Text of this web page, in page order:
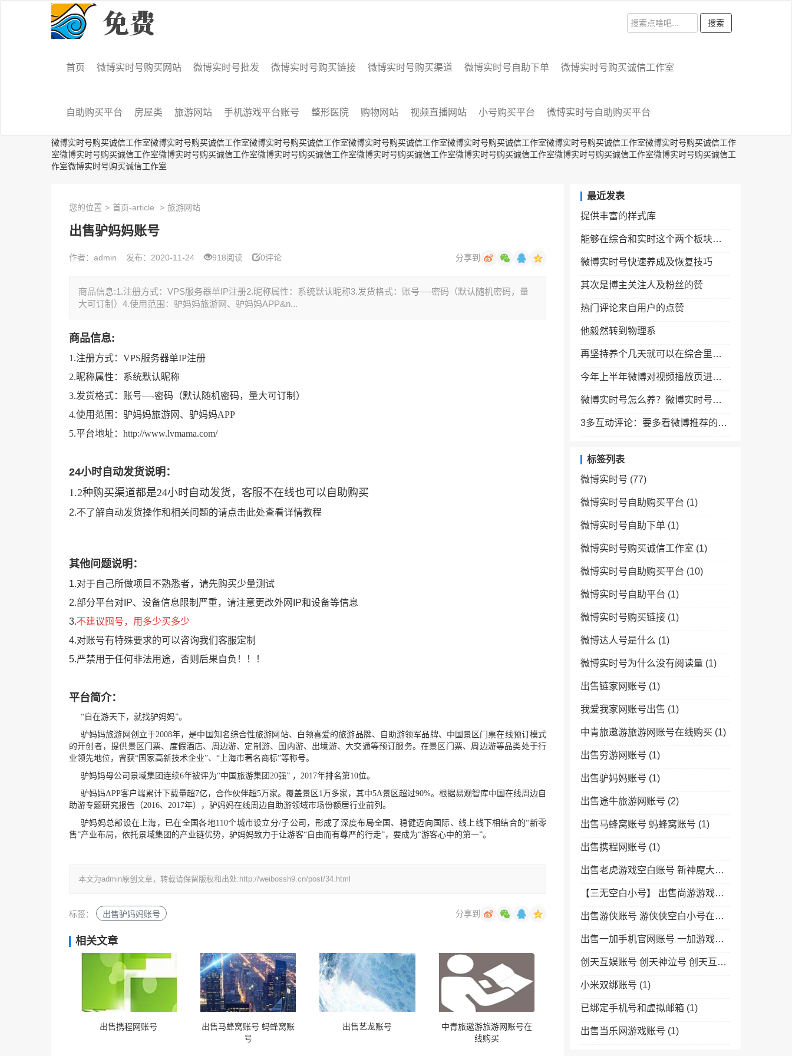
搜索
首页 微博实时号购买网站 微博实时号批发 微博实时号购买链接 微博实时号购买渠道 微博实时号自助下单 微博实时号购买诚信工作室
自助购买平台 房屋类 旅游网站 手机游戏平台账号 整形医院 购物网站 视频直播网站 小号购买平台 微博实时号自助购买平台
微博实时号购买诚信工作室微博实时号购买诚信工作室微博实时号购买诚信工作室微博实时号购买诚信工作室微博实时号购买诚信工作室微博实时号购买诚信工作室微博实时号购买诚信工作
室微博实时号购买诚信工作室微博实时号购买诚信工作室微博实时号购买诚信工作室微博实时号购买诚信工作室微博实时号购买诚信工作室微博实时号购买诚信工作室微博实时号购买诚信工
作室微博实时号购买诚信工作室
您的位置 > 首页-article > 旅游网站
出售驴妈妈账号
作者：admin 发布：2020-11-24 918阅读 0评论 分享到
商品信息:1.注册方式：VPS服务器单IP注册2.昵称属性：系统默认昵称3.发货格式：账号—-密码（默认随机密码，量
大可订制）4.使用范围：驴妈妈旅游网、驴妈妈APP&n...
商品信息:
1.注册方式：VPS服务器单IP注册
2.昵称属性：系统默认昵称
3.发货格式：账号—-密码（默认随机密码，量大可订制）
4.使用范围：驴妈妈旅游网、驴妈妈APP
5.平台地址：http://www.lvmama.com/
24小时自动发货说明：
1.2种购买渠道都是24小时自动发货，客服不在线也可以自助购买
2.不了解自动发货操作和相关问题的请点击此处查看详情教程
其他问题说明：
1.对于自己所做项目不熟悉者，请先购买少量测试
2.部分平台对IP、设备信息限制严重，请注意更改外网IP和设备等信息
3.不建议囤号，用多少买多少
4.对账号有特殊要求的可以咨询我们客服定制
5.严禁用于任何非法用途，否则后果自负！！！
平台简介：
“自在游天下，就找驴妈妈”。
驴妈妈旅游网创立于2008年，是中国知名综合性旅游网站、白领喜爱的旅游品牌、自助游领军品牌、中国景区门票在线预订模式
的开创者，提供景区门票、度假酒店、周边游、定制游、国内游、出境游、大交通等预订服务。在景区门票、周边游等品类处于行
业领先地位，曾获“国家高新技术企业”、“上海市著名商标”等称号。
驴妈妈母公司景域集团连续6年被评为“中国旅游集团20强” ，2017年排名第10位。
驴妈妈APP客户端累计下载量超7亿，合作伙伴超5万家。覆盖景区1万多家，其中5A景区超过90%。根据易观智库中国在线周边自
助游专题研究报告（2016、2017年），驴妈妈在线周边自助游领域市场份额居行业前列。
驴妈妈总部设在上海，已在全国各地110个城市设立分/子公司，形成了深度布局全国、稳健迈向国际、线上线下相结合的“新零
售”产业布局，依托景域集团的产业链优势，驴妈妈致力于让游客“自由而有尊严的行走”，要成为“游客心中的第一”。
本文为admin原创文章，转载请保留版权和出处:http://weibossh9.cn/post/34.html
标签： 出售驴妈妈账号 分享到
相关文章
出售携程网账号
出售马蜂窝账号 蚂蜂窝账
号
出售艺龙账号
中青旅遨游旅游网账号在
线购买
最近发表
提供丰富的样式库
能够在综合和实时这个两个板块看到这个实时号发的微博
微博实时号快速养成及恢复技巧
其次是博主关注人及粉丝的赞
热门评论来自用户的点赞
他毅然转到物理系
再坚持养个几天就可以在综合里面出现了
今年上半年微博对视频播放页进行改造
微博实时号怎么养？微博实时号教程微博实时号养成实时号恢复
3多互动评论：要多看微博推荐的内容和附近的内容
标签列表
微博实时号 (77)
微博实时号自助购买平台 (1)
微博实时号自助下单 (1)
微博实时号购买诚信工作室 (1)
微博实时号自助购买平台 (10)
微博实时号自助平台 (1)
微博实时号购买链接 (1)
微博达人号是什么 (1)
微博实时号为什么没有阅读量 (1)
出售链家网账号 (1)
我爱我家网账号出售 (1)
中青旅遨游旅游网账号在线购买 (1)
出售穷游网账号 (1)
出售驴妈妈账号 (1)
出售途牛旅游网账号 (2)
出售马蜂窝账号 蚂蜂窝账号 (1)
出售携程网账号 (1)
出售老虎游戏空白账号 新神魔大陆云梦四时歌手游账号 完美旗下手游小号在线购买
【三无空白小号】 出售尚游游戏空白号 诺亚传说 金箍棒OL 恋战等游戏全新空白三无号在线购买
出售游侠账号 游侠侠空白小号在线购买 游戏专用 推广首选
出售一加手机官网账号 一加游戏全新空白小号在线购买 OnePlus推广小号
创天互娱账号 创天神泣号 创天互娱旗下游戏通用空白账号在线购买
小米双绑账号 (1)
已绑定手机号和虚拟邮箱 (1)
出售当乐网游戏账号 (1)